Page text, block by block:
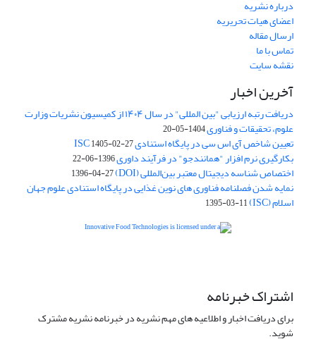
درباره نشریه
اعضای هیات تحریریه
ارسال مقاله
تماس با ما
نقشه سایت
آخرین اخبار
دریافت رتبه ارزیابی "بین المللی" در سال ۱۴۰۴ از کمیسیون نشریات وزارت
علوم، تحقیقات و فناوری1404-05-20
تعیین شاخص آی اس سی در پایگاه استنادی ISC1405-02-27
بکارگیری نرم افزار "همانندجو" در فرآیند داوری1396-06-22
اختصاص شناسه دیجیتال معتبر بین‌المللی (DOI) 1396-04-27
نمایه شدن فصلنامه فناوری های نوین غذایی در پایگاه استنادی علوم جهان
اسلام (ISC) 1395-03-11
اشتراک خبرنامه
برای دریافت اخبار و اطلاعیه های مهم نشریه در خبرنامه نشریه مشترک
شوید.